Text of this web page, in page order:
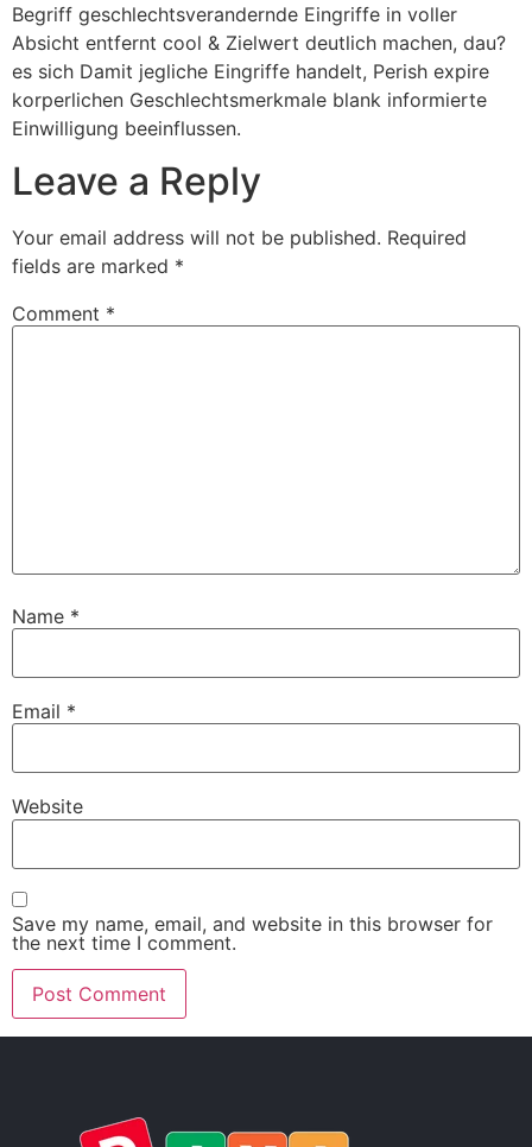
Begriff geschlechtsverandernde Eingriffe in voller
Absicht entfernt cool & Zielwert deutlich machen, dau?
es sich Damit jegliche Eingriffe handelt, Perish expire
korperlichen Geschlechtsmerkmale blank informierte
Einwilligung beeinflussen.
Leave a Reply
Your email address will not be published. Required
fields are marked *
Comment *
Name *
Email *
Website
Save my name, email, and website in this browser for
the next time I comment.